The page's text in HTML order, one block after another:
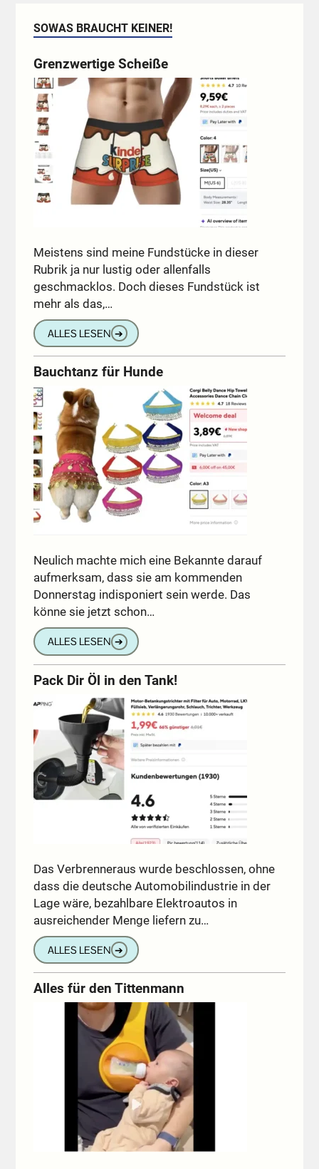
SOWAS BRAUCHT KEINER!
Grenzwertige Scheiße
Meistens sind meine Fundstücke in dieser
Rubrik ja nur lustig oder allenfalls
geschmacklos. Doch dieses Fundstück ist
mehr als das,…
ALLES LESEN ➔
Bauchtanz für Hunde
Neulich machte mich eine Bekannte darauf
aufmerksam, dass sie am kommenden
Donnerstag indisponiert sein werde. Das
könne sie jetzt schon…
ALLES LESEN ➔
Pack Dir Öl in den Tank!
Das Verbrenneraus wurde beschlossen, ohne
dass die deutsche Automobilindustrie in der
Lage wäre, bezahlbare Elektroautos in
ausreichender Menge liefern zu…
ALLES LESEN ➔
Alles für den Tittenmann